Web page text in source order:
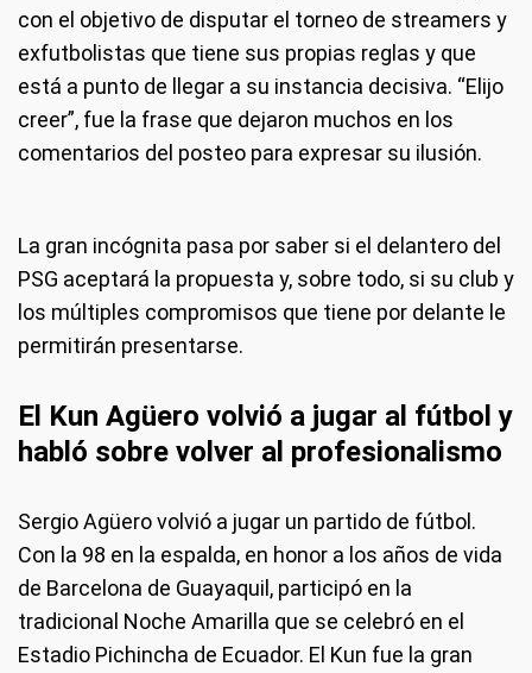
con el objetivo de disputar el torneo de streamers y
exfutbolistas que tiene sus propias reglas y que
está a punto de llegar a su instancia decisiva. “Elijo
creer”, fue la frase que dejaron muchos en los
comentarios del posteo para expresar su ilusión.
La gran incógnita pasa por saber si el delantero del
PSG aceptará la propuesta y, sobre todo, si su club y
los múltiples compromisos que tiene por delante le
permitirán presentarse.
El Kun Agüero volvió a jugar al fútbol y
habló sobre volver al profesionalismo
Sergio Agüero volvió a jugar un partido de fútbol.
Con la 98 en la espalda, en honor a los años de vida
de Barcelona de Guayaquil, participó en la
tradicional Noche Amarilla que se celebró en el
Estadio Pichincha de Ecuador. El Kun fue la gran